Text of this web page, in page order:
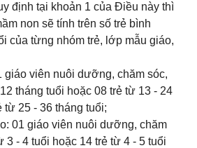
định tại khoản 1 của Điều này thì
non sẽ tính trên số trẻ bình
của từng nhóm trẻ, lớp mẫu giáo,
giáo viên nuôi dưỡng, chăm sóc,
tháng tuổi hoặc 08 trẻ từ 13 - 24
từ 25 - 36 tháng tuổi;
01 giáo viên nuôi dưỡng, chăm
3 - 4 tuổi hoặc 14 trẻ từ 4 - 5 tuổi